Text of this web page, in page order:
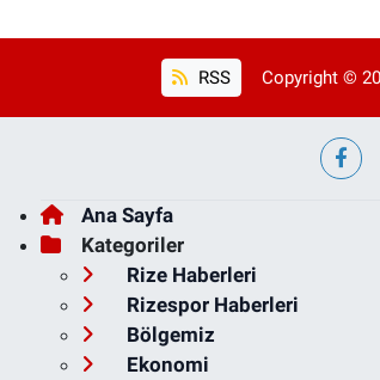
RSS Copyright ©
Ana Sayfa
Kategoriler
Rize Haberleri
Rizespor Haberleri
Bölgemiz
Ekonomi